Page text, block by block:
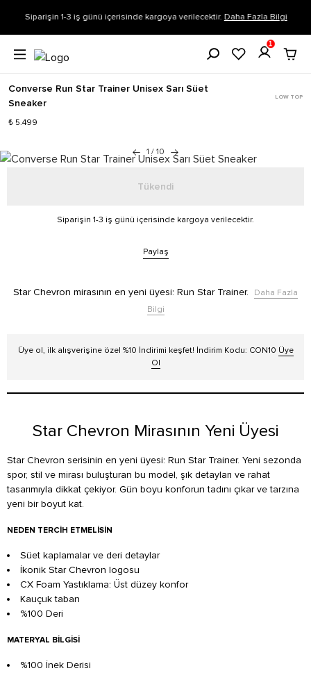
Siparişin 1-3 iş günü içerisinde kargoya verilecektir. Daha Fazla Bilgi
1
Converse Run Star Trainer Unisex Sarı Süet
Sneaker
LOW TOP
₺ 5.499
1 / 10
Tükendi
Siparişin 1-3 iş günü içerisinde kargoya verilecektir.
Paylaş
Star Chevron mirasının en yeni üyesi: Run Star Trainer.
Daha Fazla
Bilgi
Üye ol, ilk alışverişine özel %10 İndirimi keşfet! İndirim Kodu: CON10 Üye
Ol
Star Chevron Mirasının Yeni Üyesi
Star Chevron serisinin en yeni üyesi: Run Star Trainer. Yeni sezonda
spor, stil ve mirası buluşturan bu model, şık detayları ve rahat
tasarımıyla dikkat çekiyor. Gün boyu konforun tadını çıkar ve tarzına
yeni bir boyut kat.
NEDEN TERCIH ETMELISIN
Süet kaplamalar ve deri detaylar
İkonik Star Chevron logosu
CX Foam Yastıklama: Üst düzey konfor
Kauçuk taban
%100 Deri
MATERYAL BILGISI
%100 İnek Derisi